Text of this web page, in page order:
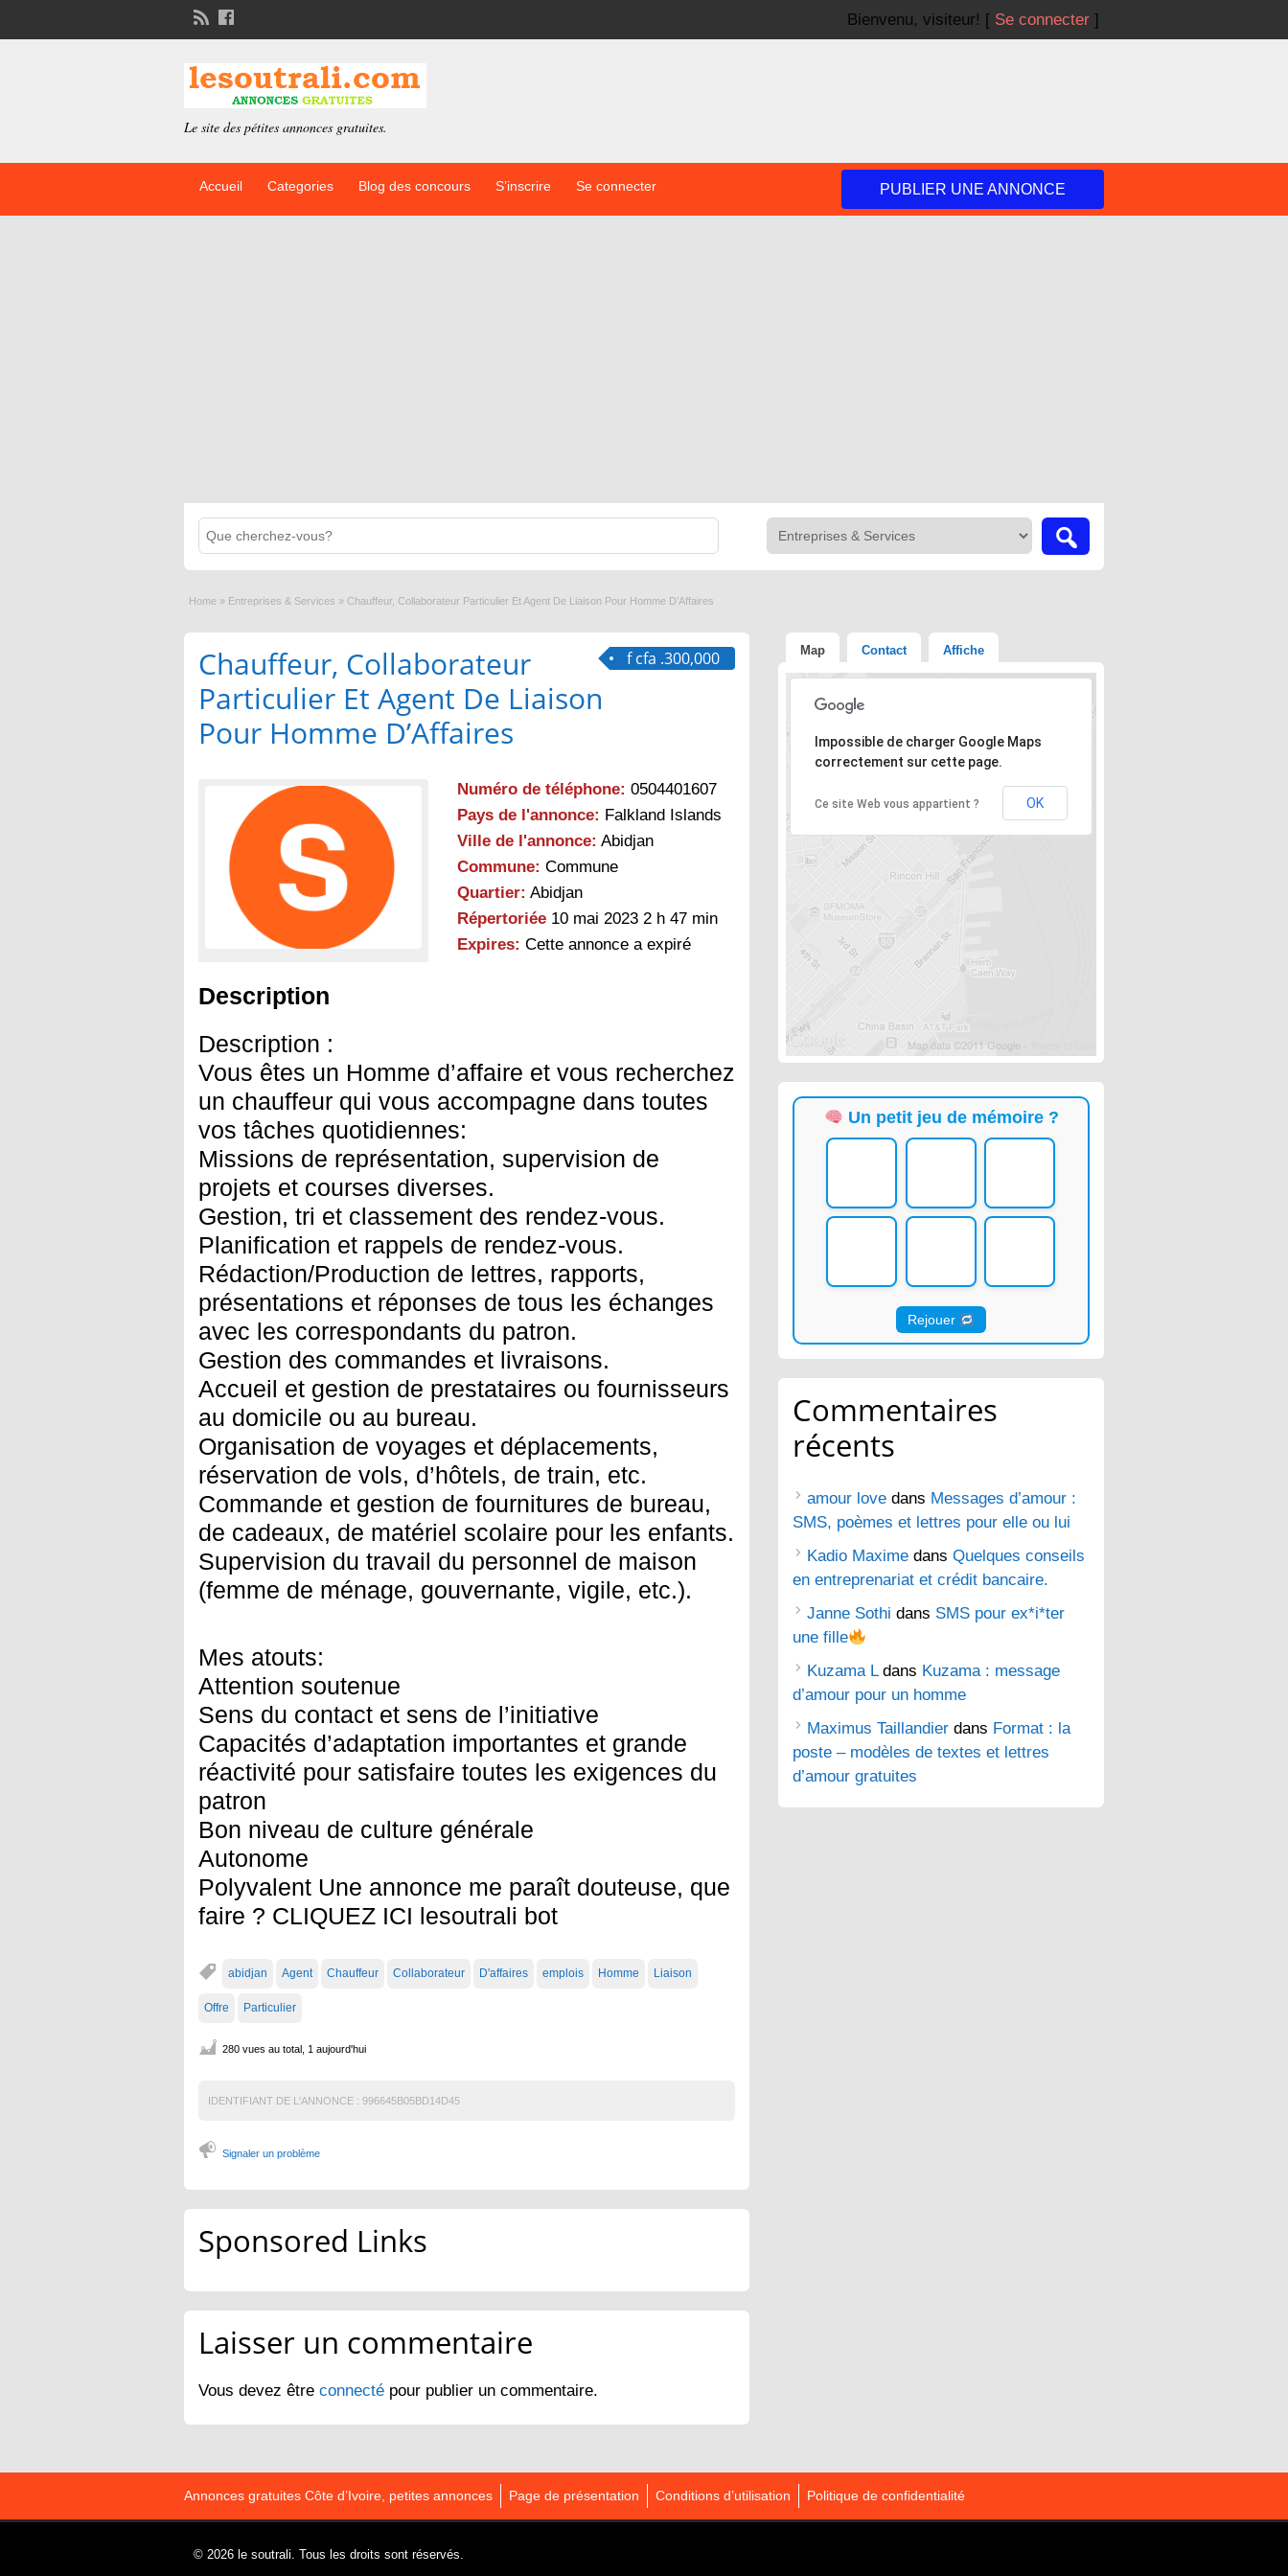
Bienvenu, visiteur! [ Se connecter ]
Le site des pétites annonces gratuites.
Accueil Categories Blog des concours S’inscrire Se connecter PUBLIER UNE ANNONCE
Home » Entreprises & Services » Chauffeur, Collaborateur Particulier Et Agent De Liaison Pour Homme D’Affaires
f cfa .300,000
Chauffeur, Collaborateur
Particulier Et Agent De Liaison
Pour Homme D’Affaires
Numéro de téléphone: 0504401607
Pays de l'annonce: Falkland Islands
Ville de l'annonce: Abidjan
Commune: Commune
Quartier: Abidjan
Répertoriée 10 mai 2023 2 h 47 min
Expires: Cette annonce a expiré
Description
Description :
Vous êtes un Homme d’affaire et vous recherchez
un chauffeur qui vous accompagne dans toutes
vos tâches quotidiennes:
Missions de représentation, supervision de
projets et courses diverses.
Gestion, tri et classement des rendez-vous.
Planification et rappels de rendez-vous.
Rédaction/Production de lettres, rapports,
présentations et réponses de tous les échanges
avec les correspondants du patron.
Gestion des commandes et livraisons.
Accueil et gestion de prestataires ou fournisseurs
au domicile ou au bureau.
Organisation de voyages et déplacements,
réservation de vols, d’hôtels, de train, etc.
Commande et gestion de fournitures de bureau,
de cadeaux, de matériel scolaire pour les enfants.
Supervision du travail du personnel de maison
(femme de ménage, gouvernante, vigile, etc.).
Mes atouts:
Attention soutenue
Sens du contact et sens de l’initiative
Capacités d’adaptation importantes et grande
réactivité pour satisfaire toutes les exigences du
patron
Bon niveau de culture générale
Autonome
Polyvalent Une annonce me paraît douteuse, que
faire ? CLIQUEZ ICI lesoutrali bot
abidjan Agent Chauffeur Collaborateur D'affaires emplois Homme Liaison
Offre Particulier
280 vues au total, 1 aujourd'hui
IDENTIFIANT DE L'ANNONCE : 996645B05BD14D45
Signaler un problème
Sponsored Links
Laisser un commentaire
Vous devez être connecté pour publier un commentaire.
Map Contact Affiche
Désolé, l'adresse n'a pas pu être trouvée.
Impossible de charger Google Maps
correctement sur cette page.
Ce site Web vous appartient ? OK
Un petit jeu de mémoire ?
Rejouer
Commentaires
récents
amour love dans Messages d’amour :
SMS, poèmes et lettres pour elle ou lui
Kadio Maxime dans Quelques conseils
en entreprenariat et crédit bancaire.
Janne Sothi dans SMS pour ex*i*ter
une fille
Kuzama Ldans Kuzama : message
d’amour pour un homme
Maximus Taillandier dans Format : la
poste – modèles de textes et lettres
d’amour gratuites
Annonces gratuites Côte d’Ivoire, petites annonces Page de présentation Conditions d’utilisation Politique de confidentialité
© 2026 le soutrali. Tous les droits sont réservés.